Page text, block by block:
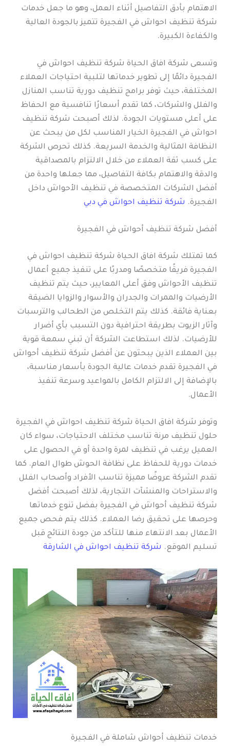
الاهتمام بأدق التفاصيل أثناء العمل، وهو ما جعل خدمات
شركة تنظيف احواش في الفجيرة تتميز بالجودة العالية
والكفاءة الكبيرة.
وتسعى شركة افاق الحياة شركة تنظيف احواش في
الفجيرة دائمًا إلى تطوير خدماتها لتلبية احتياجات العملاء
المختلفة، حيث توفر برامج تنظيف دورية تناسب المنازل
والفلل والشركات، كما تقدم أسعارًا تنافسية مع الحفاظ
على أعلى مستويات الجودة. لذلك أصبحت شركة تنظيف
احواش في الفجيرة الخيار المناسب لكل من يبحث عن
النظافة المثالية والخدمة السريعة. كذلك تحرص الشركة
على كسب ثقة العملاء من خلال الالتزام بالمصداقية
والدقة والاهتمام بكافة التفاصيل، مما جعلها واحدة من
أفضل الشركات المتخصصة في تنظيف الأحواش داخل
الفجيرة. شركة تنظيف احواش في دبي
أفضل شركة تنظيف أحواش في الفجيرة
كما تمتلك شركة افاق الحياة شركة تنظيف احواش في
الفجيرة فريقًا متخصصًا ومدربًا على تنفيذ جميع أعمال
تنظيف الأحواش وفق أعلى المعايير، حيث يتم تنظيف
الأرضيات والممرات والجدران والأسوار والزوايا الضيقة
بعناية فائقة. كذلك يتم التخلص من الطحالب والترسبات
وآثار الزيوت بطريقة احترافية دون التسبب بأي أضرار
للأرضيات. لذلك استطاعت الشركة أن تبني سمعة قوية
بين العملاء الذين يبحثون عن أفضل شركة تنظيف أحواش
في الفجيرة تقدم خدمات عالية الجودة بأسعار مناسبة،
بالإضافة إلى الالتزام الكامل بالمواعيد وسرعة تنفيذ
الأعمال.
وتوفر شركة افاق الحياة شركة تنظيف احواش في الفجيرة
حلول تنظيف مرنة تناسب مختلف الاحتياجات، سواء كان
العميل يرغب في تنظيف لمرة واحدة أو في الحصول على
خدمات دورية للحفاظ على نظافة الحوش طوال العام. كما
تقدم الشركة عروضًا مميزة تناسب الأفراد وأصحاب الفلل
والاستراحات والمنشآت التجارية، لذلك أصبحت أفضل
شركة تنظيف أحواش في الفجيرة بفضل تنوع خدماتها
وحرصها على تحقيق رضا العملاء. كذلك يتم فحص جميع
الأعمال بعد الانتهاء منها للتأكد من جودة النتائج قبل
تسليم الموقع. شركة تنظيف احواش في الشارقة
خدمات تنظيف أحواش شاملة في الفجيرة